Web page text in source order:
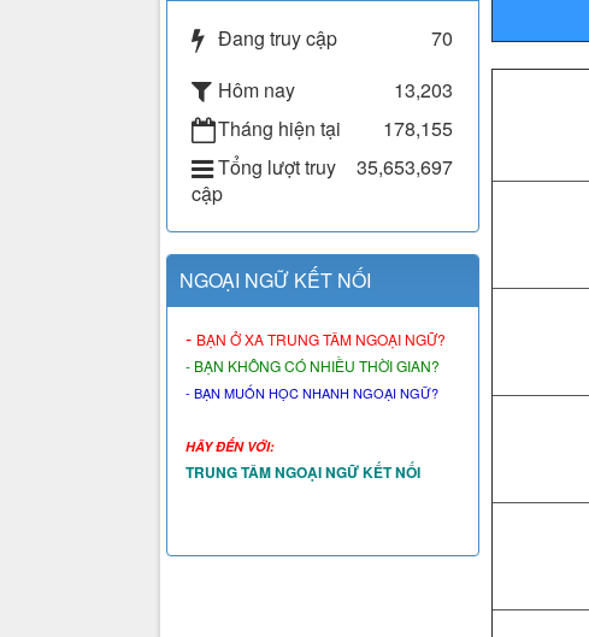
Đang truy cập
70
Hôm nay
13,203
Tháng hiện tại
178,155
Tổng lượt truy
cập
35,653,697
NGOẠI NGỮ KẾT NỐI
- BẠN Ở XA TRUNG TÂM NGOẠI NGỮ?
- BẠN KHÔNG CÓ NHIỀU THỜI GIAN?
- BẠN MUỐN HỌC NHANH NGOẠI NGỮ?
HÃY ĐẾN VỚI:
TRUNG TÂM NGOẠI NGỮ KẾT NỐI